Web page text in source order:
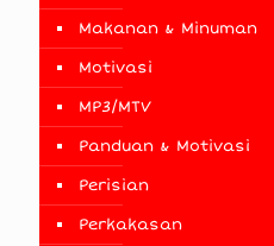
Makanan & Minuman
Motivasi
MP3/MTV
Panduan & Motivasi
Perisian
Perkakasan